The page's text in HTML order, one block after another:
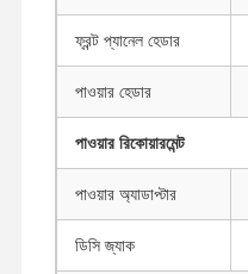
এনএএস মিনি পিসি
সেলারন মিনি পিসি
কোর মিনি পিসি
অফিস মিনি পিসি
ইন্ডাস্ট্রিয়াল মাদারবোর্ড
ফ্রন্ট প্যানেল হেডার
পাওয়ার হেডার
পাওয়ার রিকোয়ারমেন্ট
পাওয়ার অ্যাডাপ্টার
ডিসি জ্যাক